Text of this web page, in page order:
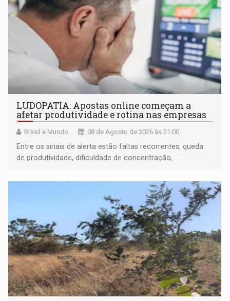
LUDOPATIA: Apostas online começam a
afetar produtividade e rotina nas empresas
Brasil e Mundo 08 de Agosto de 2026 às 21:00
Entre os sinais de alerta estão faltas recorrentes, queda
de produtividade, dificuldade de concentração,